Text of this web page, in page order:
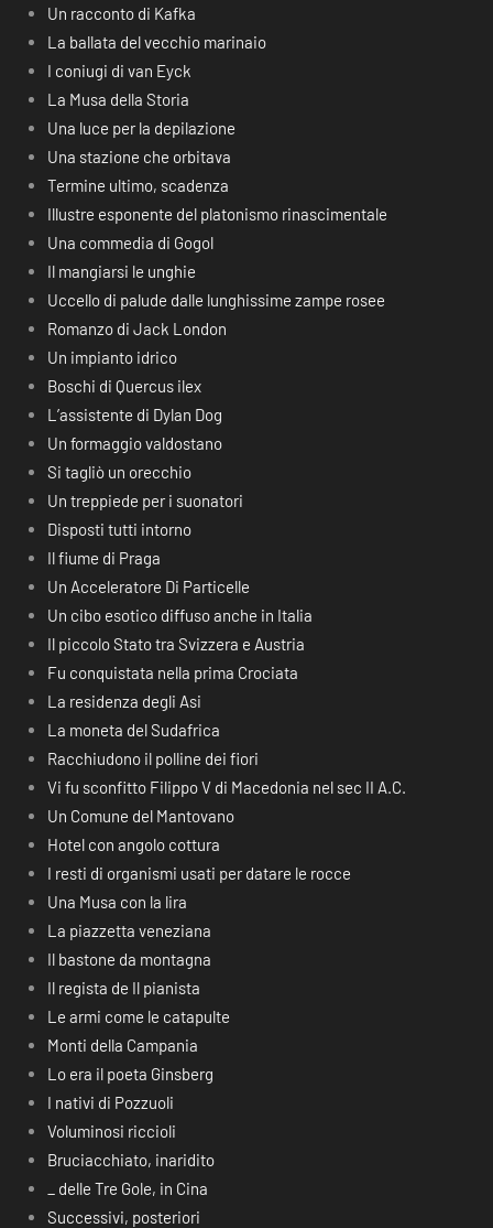
Un racconto di Kafka
La ballata del vecchio marinaio
I coniugi di van Eyck
La Musa della Storia
Una luce per la depilazione
Una stazione che orbitava
Termine ultimo, scadenza
Illustre esponente del platonismo rinascimentale
Una commedia di Gogol
Il mangiarsi le unghie
Uccello di palude dalle lunghissime zampe rosee
Romanzo di Jack London
Un impianto idrico
Boschi di Quercus ilex
L’assistente di Dylan Dog
Un formaggio valdostano
Si tagliò un orecchio
Un treppiede per i suonatori
Disposti tutti intorno
Il fiume di Praga
Un Acceleratore Di Particelle
Un cibo esotico diffuso anche in Italia
Il piccolo Stato tra Svizzera e Austria
Fu conquistata nella prima Crociata
La residenza degli Asi
La moneta del Sudafrica
Racchiudono il polline dei fiori
Vi fu sconfitto Filippo V di Macedonia nel sec II A.C.
Un Comune del Mantovano
Hotel con angolo cottura
I resti di organismi usati per datare le rocce
Una Musa con la lira
La piazzetta veneziana
Il bastone da montagna
Il regista de Il pianista
Le armi come le catapulte
Monti della Campania
Lo era il poeta Ginsberg
I nativi di Pozzuoli
Voluminosi riccioli
Bruciacchiato, inaridito
_ delle Tre Gole, in Cina
Successivi, posteriori